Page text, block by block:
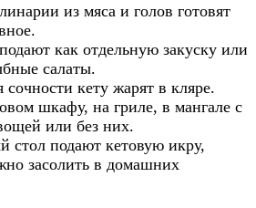
из мяса и голов готовят
как отдельную закуску или
салаты.
сочности кету жарят в кляре.
шкафу, на гриле, в мангале с
или без них.
стол подают кетовую икру,
засолить в домашних